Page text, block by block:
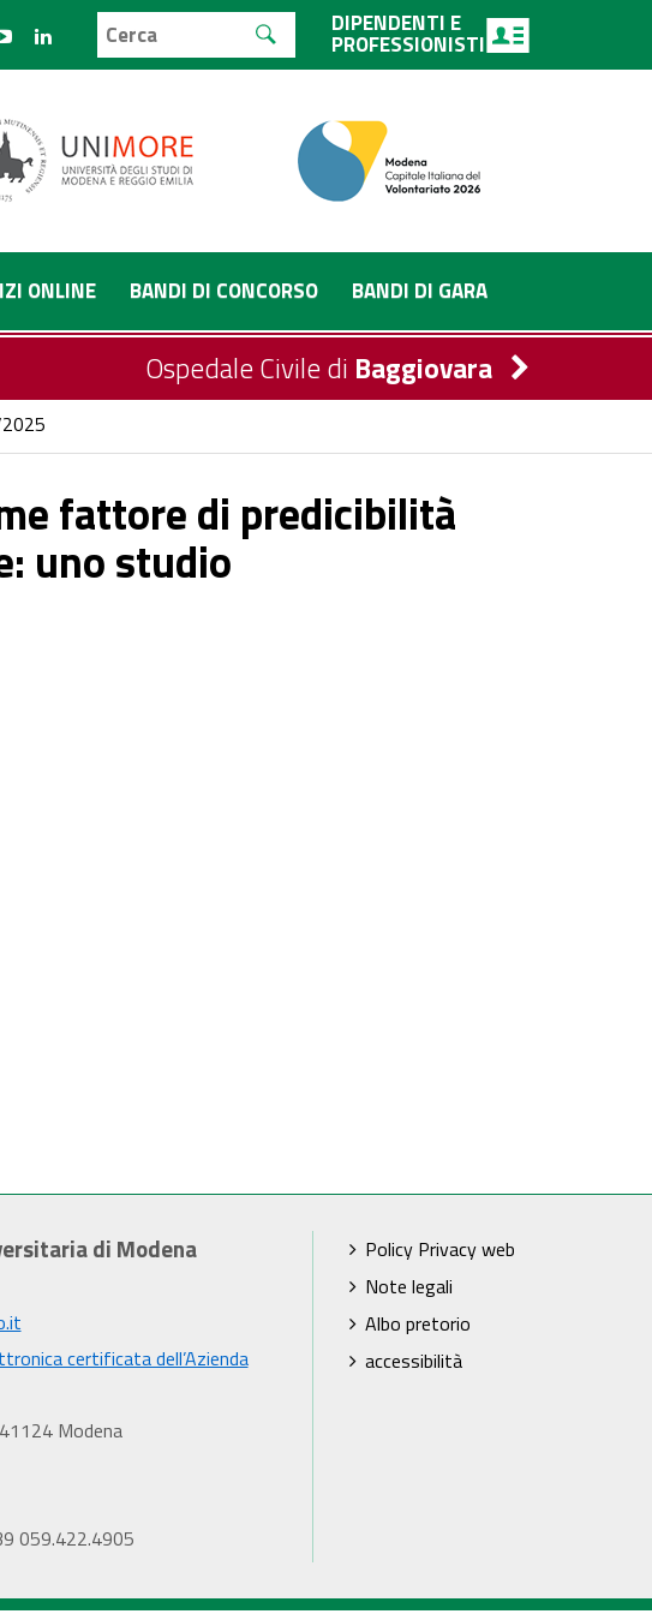
DIPENDENTI E
PROFESSIONISTI
ONLINE BANDI DI CONCORSO BANDI DI GARA
Ospedale Civile di Baggiovara
fattore di predicibilità
uno studio
di Modena
certificata dell’Azienda
Modena
059.422.4905
Policy Privacy web
Note legali
Albo pretorio
accessibilità